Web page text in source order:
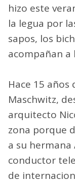
hizo este
la legua por
sapos, los
acompañan
Hace 15 años
Maschwitz,
arquitecto
zona porque
a su hermana
conductor
de